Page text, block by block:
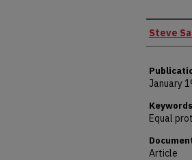
Steve
January
Keywords
Equal
Article